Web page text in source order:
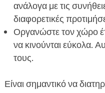
ανάλογα με τις
διαφορετικές
Οργανώστε τον χώρο
να κινούνται εύκολα.
τους.
Είναι σημαντικό να